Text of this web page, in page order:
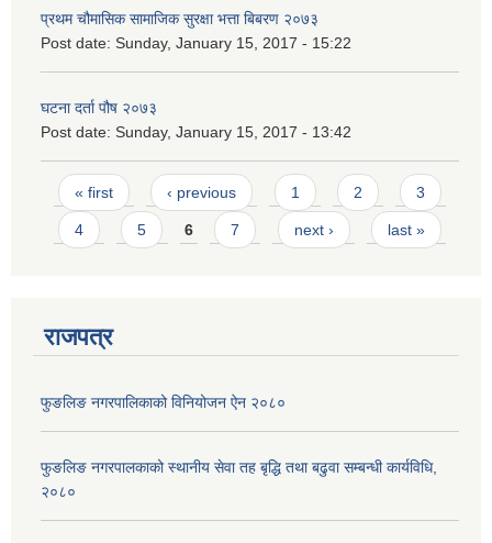
प्रथम चौमासिक सामाजिक सुरक्षा भत्ता बिबरण २०७३
Post date: Sunday, January 15, 2017 - 15:22
घटना दर्ता पौष २०७३
Post date: Sunday, January 15, 2017 - 13:42
Pages
« first ‹ previous 1 2 3
4 5 6 7 next › last »
राजपत्र
फुङलिङ नगरपालिकाको विनियोजन ऐन २०८०
फुङलिङ नगरपालकाको स्थानीय सेवा तह बृद्धि तथा बढुवा सम्बन्धी कार्यविधि,
२०८०